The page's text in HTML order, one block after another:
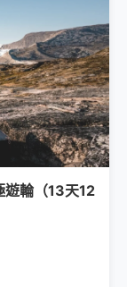
遊輪（13天12